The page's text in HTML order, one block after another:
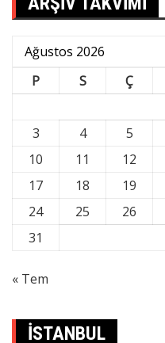
Ağustos 2026
P
S Ç
3
4 5
10
11 12
17
18 19
24
25 26
31
« Tem
İSTANBUL